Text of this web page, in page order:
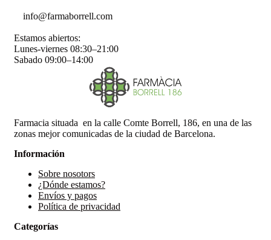
info@farmaborrell.com
Estamos abiertos:
Lunes-viernes 08:30–21:00
Sabado 09:00–14:00
Farmacia situada en la calle Comte Borrell, 186, en una de las
zonas mejor comunicadas de la ciudad de Barcelona.
Información
Sobre nosotors
¿Dónde estamos?
Envíos y pagos
Política de privacidad
Categorías